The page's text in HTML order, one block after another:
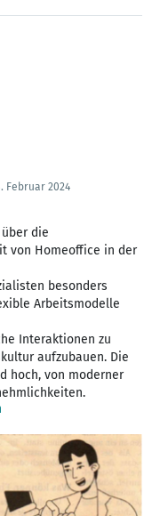
Februar 2024
über die
von Homeoffice in der
besonders
Arbeitsmodelle
Interaktionen zu
aufzubauen. Die
hoch, von moderner